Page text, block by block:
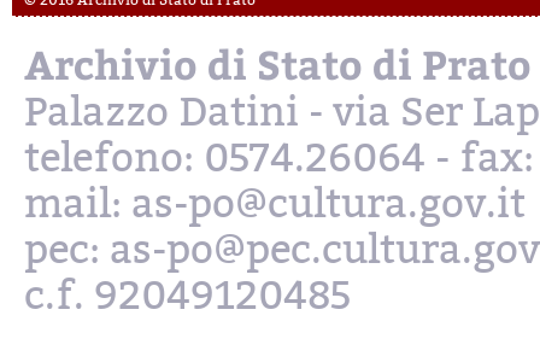
Archivio di Stato di Prato
Palazzo Datini - via Ser
telefono: 0574.26064 - fax:
mail: as-po@cultura.gov.it
pec: as-
c.f. 92049120485